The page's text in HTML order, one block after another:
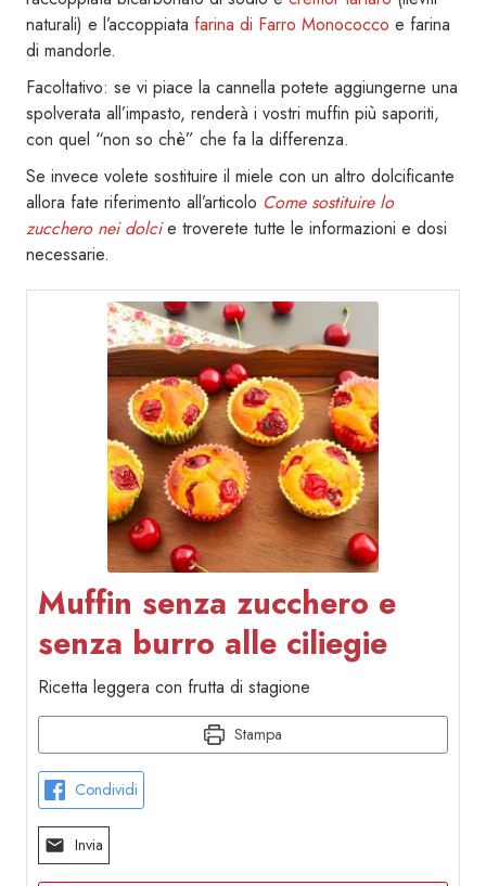
naturali) e l’accoppiata farina di Farro Monococco e farina
di mandorle.
Facoltativo: se vi piace la cannella potete aggiungerne una
spolverata all’impasto, renderà i vostri muffin più saporiti,
con quel “non so chè” che fa la differenza.
Se invece volete sostituire il miele con un altro dolcificante
allora fate riferimento all’articolo Come sostituire lo
zucchero nei dolcie troverete tutte le informazioni e dosi
necessarie.
Muffin senza zucchero e
senza burro alle ciliegie
Ricetta leggera con frutta di stagione
Stampa
Condividi
Invia